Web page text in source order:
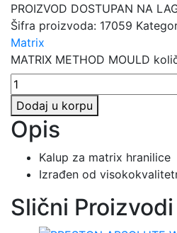
PROIZVOD DOSTUPAN NA
Šifra proizvoda: 17059
Matrix
MATRIX METHOD MOULD
Dodaj u korpu
Opis
Kalup za matrix hranilice
Izrađen od
Slični Proizvodi